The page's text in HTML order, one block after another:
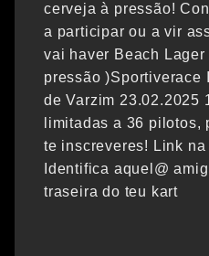
cerveja à pressão!
a participar ou a vir
vai haver Beach Lager
pressão )Sportiverace
de Varzim 23.02.2025
limitadas a 36 pilotos,
te inscreveres! Link
Identifica aquel@
traseira do teu kart